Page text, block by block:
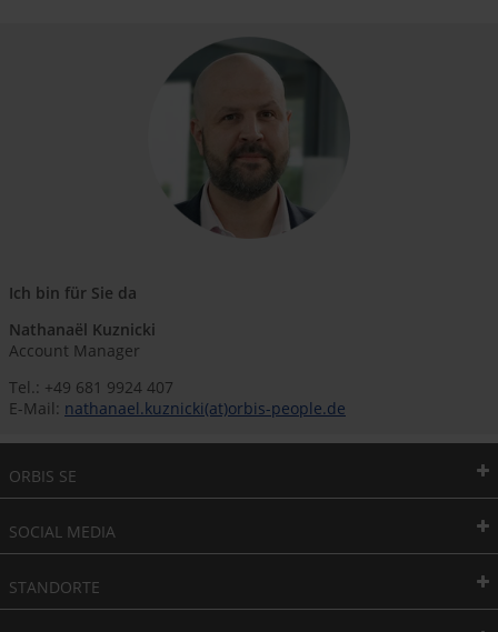
Ich bin für Sie da
Nathanaël Kuznicki
Account Manager
Tel.: +49 681 9924 407
E-Mail: nathanael.kuznicki(at)orbis-people.de
ORBIS SE
SOCIAL MEDIA
STANDORTE